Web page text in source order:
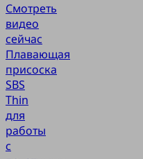
Смотреть
видео
сейчас
Плавающая
присоска
SBS
Thin
для
работы
с